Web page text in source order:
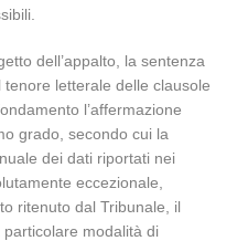
dell’appalto, la sentenza
letterale delle clausole
l’affermazione
grado, secondo cui la
dei dati riportati nei
eccezionale,
ritenuto dal Tribunale, il
modalità di